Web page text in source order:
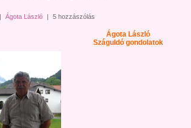
| Ágota László | 5 hozzászólás
Ágota László
Száguldó gondolatok